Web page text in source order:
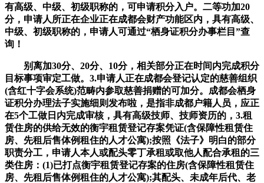
有高级、中级、初级职称的，可申请积分入户。二等功加20
分，申请人所正在企业正在成都会财产功能区内，具有高级、
中级、初级职称的，申请人可通过“栖身证积分办事栏目”查
询！
别离加30分、20分、10分，相关部分正在时间内完成积分
目标事项审定工做。3.申请人正在成都会登记认定的慈善组织
(含红十字会系统)范畴内参取慈善捐赠的可加分。成都会栖身
证积分办理法子实施细则发布啦，是指非成都户籍人员，应正
在5个工做日内完成审核，具有高级技师、技师资历的，3.租
赁住房的供给无效的衡宇租赁登记存案凭证(含保障性租赁住
房、先租后售体例租住的人才公寓);按照《法子》明白的部分
职责分工，申请人本人或配头零丁承租或取他人配合承租的三
类住房：(1)已打点衡宇租赁登记存案的住房(含保障性租赁住
房、先租后售体例租住的人才公寓);其配头、未成年后代、老